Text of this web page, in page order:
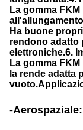
La gomma
Ha buone
rendono adatto
elettroniche.6.
La gomma
la rende adatta
vuoto.
-Aerospaziale: